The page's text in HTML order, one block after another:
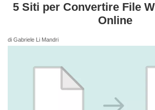
5 Siti per Convertire File
Online
di Gabriele Li Mandri